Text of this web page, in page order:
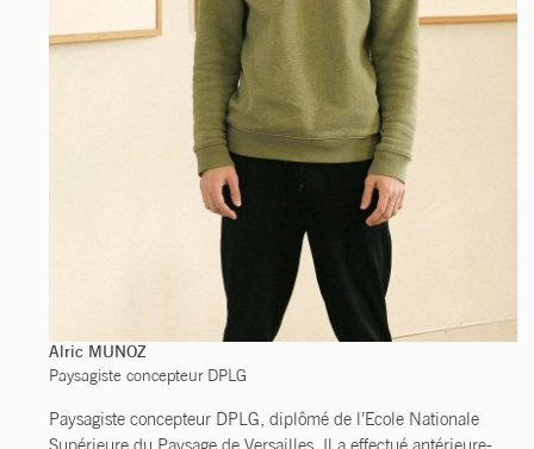
Alric MUNOZ
Pay­sa­giste concep­teur DPLG
Pay­sa­giste concep­teur DPLG, diplô­mé de l’Ecole Natio­nale